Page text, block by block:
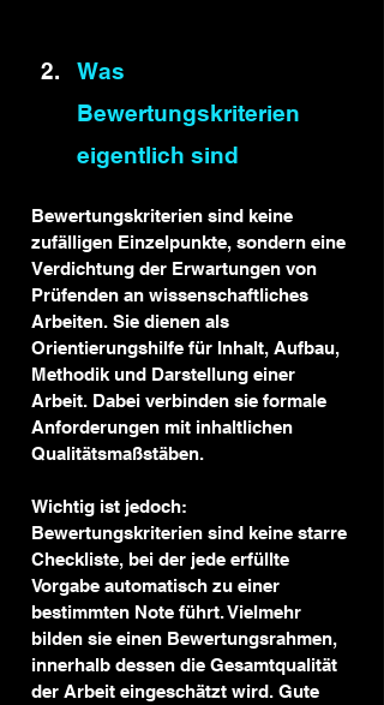
Was
Bewertungskriterien
eigentlich sind
Bewertungskriterien sind keine
zufälligen Einzelpunkte, sondern eine
Verdichtung der Erwartungen von
Prüfenden an wissenschaftliches
Arbeiten. Sie dienen als
Orientierungshilfe für Inhalt, Aufbau,
Methodik und Darstellung einer
Arbeit. Dabei verbinden sie formale
Anforderungen mit inhaltlichen
Qualitätsmaßstäben.
Wichtig ist jedoch:
Bewertungskriterien sind keine starre
Checkliste, bei der jede erfüllte
Vorgabe automatisch zu einer
bestimmten Note führt. Vielmehr
bilden sie einen Bewertungsrahmen,
innerhalb dessen die Gesamtqualität
der Arbeit eingeschätzt wird. Gute